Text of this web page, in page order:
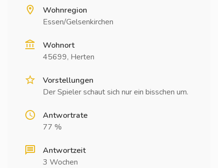
Wohnregion
Essen/Gelsenkirchen
Wohnort
45699, Herten
Vorstellungen
Der Spieler schaut sich nur ein bisschen um.
Antwortrate
77 %
Antwortzeit
3 Wochen